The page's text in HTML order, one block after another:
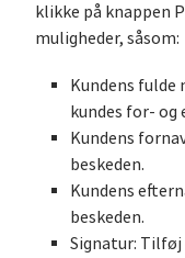
klikke på knappen
muligheder, såsom:
Kundens fulde
kundes for- og
Kundens
beskeden.
Kundens
beskeden.
Signatur: